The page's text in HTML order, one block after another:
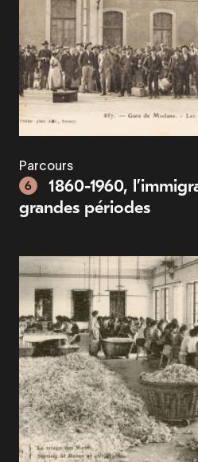
Parcours
6
1860-1960,
grandes périodes